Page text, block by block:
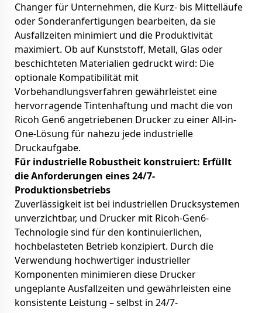
Changer für Unternehmen, die Kurz- bis Mittelläufe
oder Sonderanfertigungen bearbeiten, da sie
Ausfallzeiten minimiert und die Produktivität
maximiert. Ob auf Kunststoff, Metall, Glas oder
beschichteten Materialien gedruckt wird: Die
optionale Kompatibilität mit
Vorbehandlungsverfahren gewährleistet eine
hervorragende Tintenhaftung und macht die von
Ricoh Gen6 angetriebenen Drucker zu einer All-in-
One-Lösung für nahezu jede industrielle
Druckaufgabe.
Für industrielle Robustheit konstruiert: Erfüllt
die Anforderungen eines 24/7-
Produktionsbetriebs
Zuverlässigkeit ist bei industriellen Drucksystemen
unverzichtbar, und Drucker mit Ricoh-Gen6-
Technologie sind für den kontinuierlichen,
hochbelasteten Betrieb konzipiert. Durch die
Verwendung hochwertiger industrieller
Komponenten minimieren diese Drucker
ungeplante Ausfallzeiten und gewährleisten eine
konsistente Leistung – selbst in 24/7-